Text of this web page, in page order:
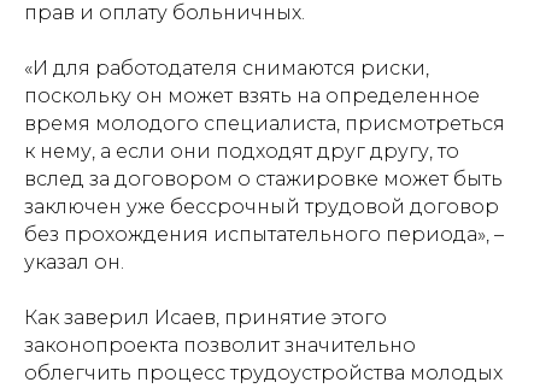
прав и оплату больничных.
«И для работодателя снимаются риски,
поскольку он может взять на определенное
время молодого специалиста, присмотреться
к нему, а если они подходят друг другу, то
вслед за договором о стажировке может быть
заключен уже бессрочный трудовой договор
без прохождения испытательного периода», –
указал он.
Как заверил Исаев, принятие этого
законопроекта позволит значительно
облегчить процесс трудоустройства молодых